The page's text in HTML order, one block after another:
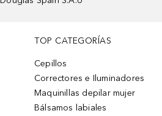
TOP CATEGORÍAS
Cepillos
Correctores e Iluminadores
Maquinillas depilar mujer
Bálsamos labiales